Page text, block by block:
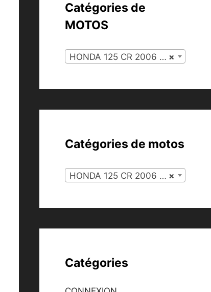
Catégories de
MOTOS
×
HONDA 125 CR 2006 (35)
Catégories de motos
×
HONDA 125 CR 2006 (35)
Catégories